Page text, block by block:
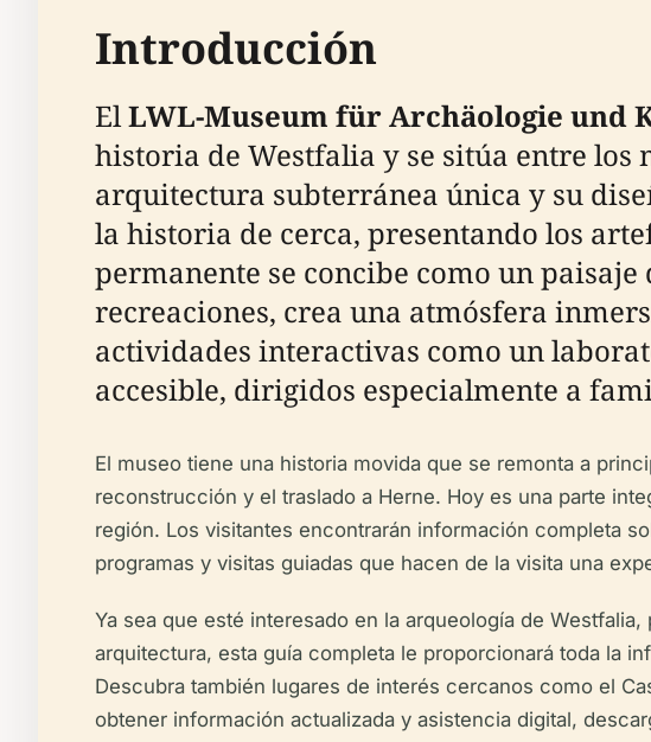
Introducción
ElLWL-Museum für Archäologie und
historia de Westfalia y se sitúa entre los
arquitectura subterránea única y su
la historia de cerca, presentando los
permanente se concibe como un
recreaciones, crea una atmósfera
actividades interactivas como un
accesible, dirigidos especialmente a
El museo tiene una historia movida que se remonta a
reconstrucción y el traslado a Herne. Hoy es una parte
región. Los visitantes encontrarán información completa
programas y visitas guiadas que hacen de la visita una
Ya sea que esté interesado en la arqueología de
arquitectura, esta guía completa le proporcionará toda la
Descubra también lugares de interés cercanos como el
obtener información actualizada y asistencia digital,